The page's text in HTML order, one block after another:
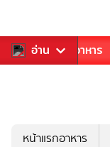
อ่าน
การเพลง อาหาร
หน้าแรกอาหาร